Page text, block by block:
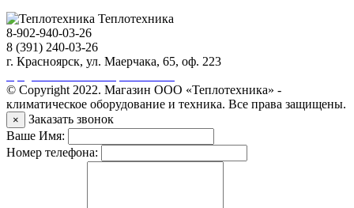
Теплотехника
8-902-940-03-26
8 (391) 240-03-26
г. Красноярск, ул. Маерчака, 65, оф. 223
© Copyright 2022. Магазин ООО «Теплотехника» -
климатическое оборудование и техника. Все права защищены.
×
Заказать звонок
Ваше Имя:
Номер телефона: